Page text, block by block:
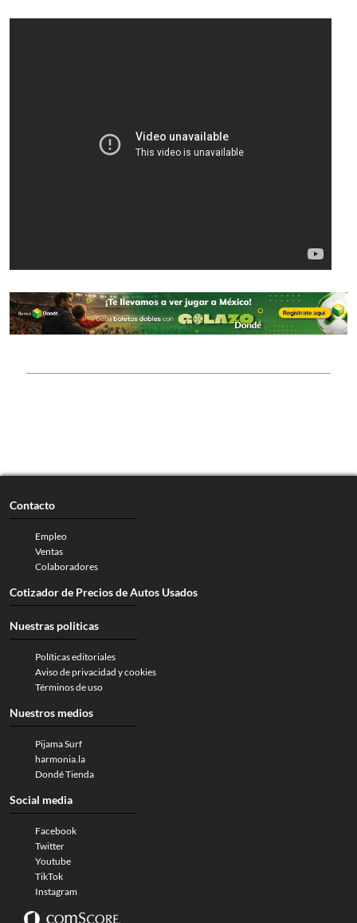
Contacto
Empleo
Ventas
Colaboradores
Cotizador de Precios de Autos Usados
Nuestras politicas
Políticas editoriales
Aviso de privacidad y cookies
Términos de uso
Nuestros medios
Pijama Surf
harmonia.la
Dondé Tienda
Social media
Facebook
Twitter
Youtube
TikTok
Instagram